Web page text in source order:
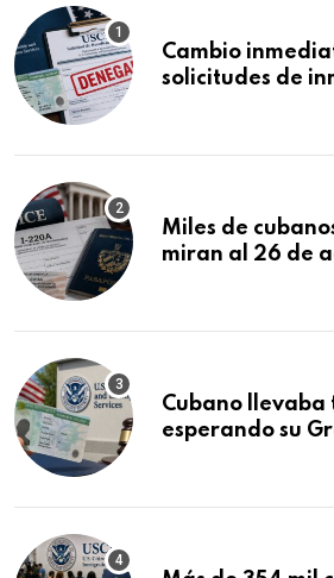
Cambio
solicitudes de
Miles de
miran al 26 de
Cubano llevaba
esperando su